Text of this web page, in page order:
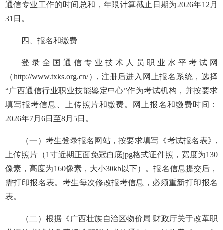
通信专业工作的时间总和，年限计算截止日期为2026年12月
31日。
四、报名和缴费
登录全国通信专业技术人员职业水平考试网
（http://www.txks.org.cn/）, 注册后进入网上报名系统，选择
“广西通信行业职业技能鉴定中心”作为考试机构，并按要求
填写报考信息、上传照片和缴费。网上报名和缴费时间：
2026年7月6日至8月5日。
（一）考生登录报名网站，按要求填写《考试报名表》,
上传照片（1寸近期正面免冠白底jpg格式证件照，宽度为130
像素，高度为160像素，大小30kb以下）。报名信息提交后，
需打印报名表。考生每次修改报考信息，必须重新打印报名
表。
（二）根据《广西壮族自治区物价局 财政厅关于改革职